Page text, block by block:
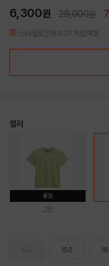
6,300원 29,000원
스타일포인트 63P 적립예정
컬러
품절
그린
150